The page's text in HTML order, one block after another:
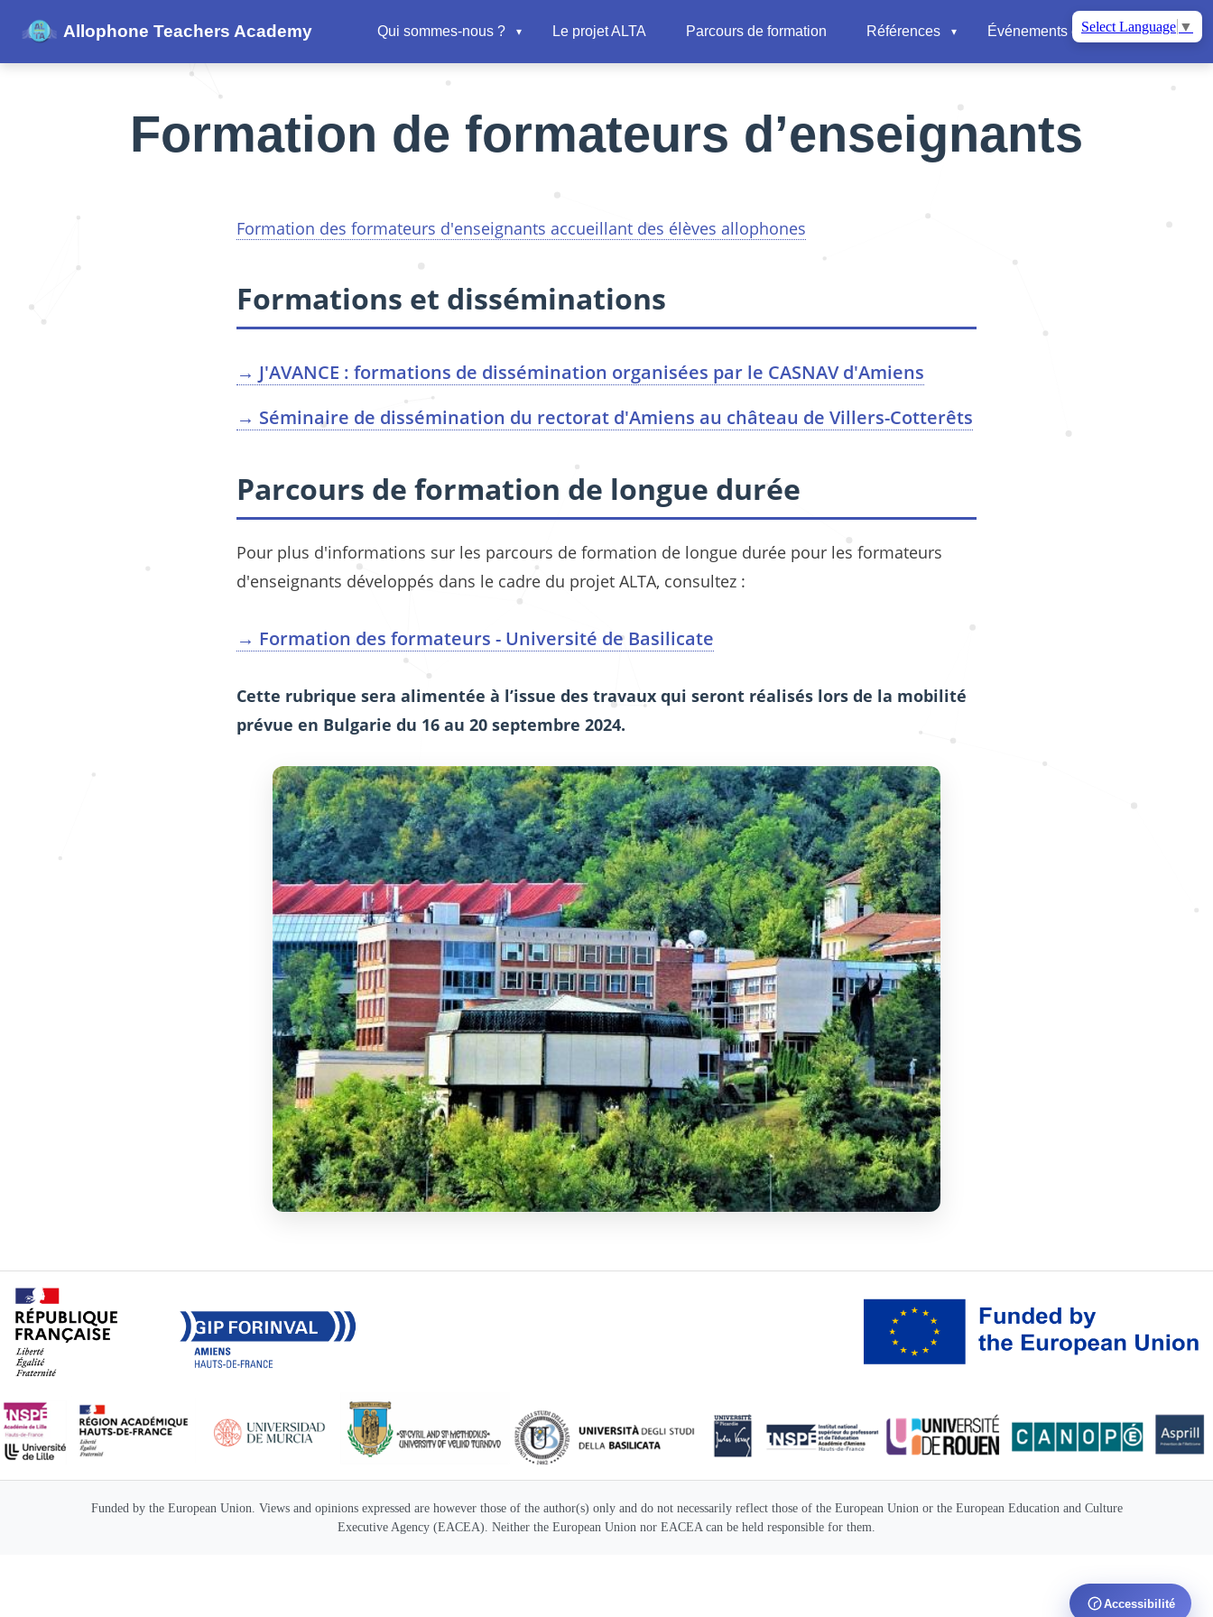
Select Language ▼
Allophone Teachers Academy Qui sommes-nous ? Le projet ALTA Parcours de formation Références Événements et nouvelles 📍
Formation de formateurs d’enseignants
Formation des formateurs d'enseignants accueillant des élèves allophones
Formations et disséminations
→ J'AVANCE : formations de dissémination organisées par le CASNAV d'Amiens
→ Séminaire de dissémination du rectorat d'Amiens au château de Villers-Cotterêts
Parcours de formation de longue durée
Pour plus d'informations sur les parcours de formation de longue durée pour les formateurs
d'enseignants développés dans le cadre du projet ALTA, consultez :
→ Formation des formateurs - Université de Basilicate
Cette rubrique sera alimentée à l’issue des travaux qui seront réalisés lors de la mobilité
prévue en Bulgarie du 16 au 20 septembre 2024.
Funded by the European Union. Views and opinions expressed are however those of the author(s) only and do not necessarily reflect those of the European Union or the European Education and Culture
Executive Agency (EACEA). Neither the European Union nor EACEA can be held responsible for them.
Accessibilité